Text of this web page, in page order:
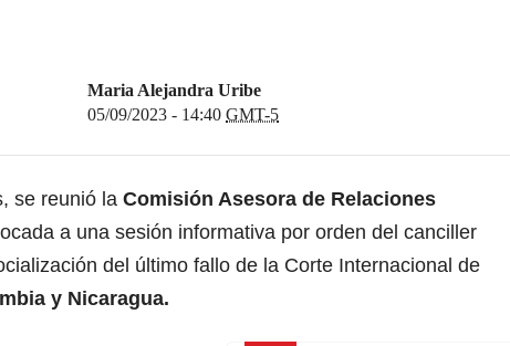
Maria Alejandra Uribe
05/09/2023 - 14:40 GMT-5
se reunió la Comisión Asesora de Relaciones
a una sesión informativa por orden del canciller
del último fallo de la Corte Internacional de
y Nicaragua.